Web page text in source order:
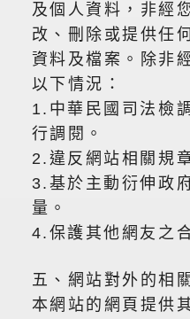
及個人資料，非經
改、刪除或提供任
資料及檔案。除非
以下情況：
1.中華民國司法檢
行調閱。
2.違反網站相關規
3.基於主動衍伸政
量。
4.保護其他網友之
五、網站對外的相
本網站的網頁提供